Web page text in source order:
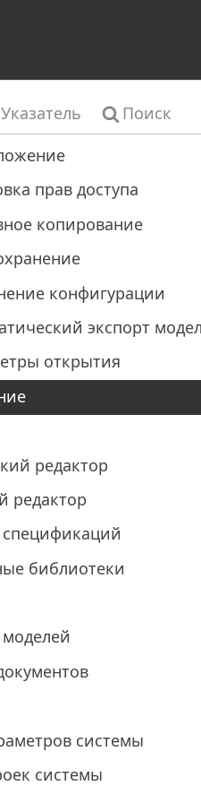
Указатель Поиск